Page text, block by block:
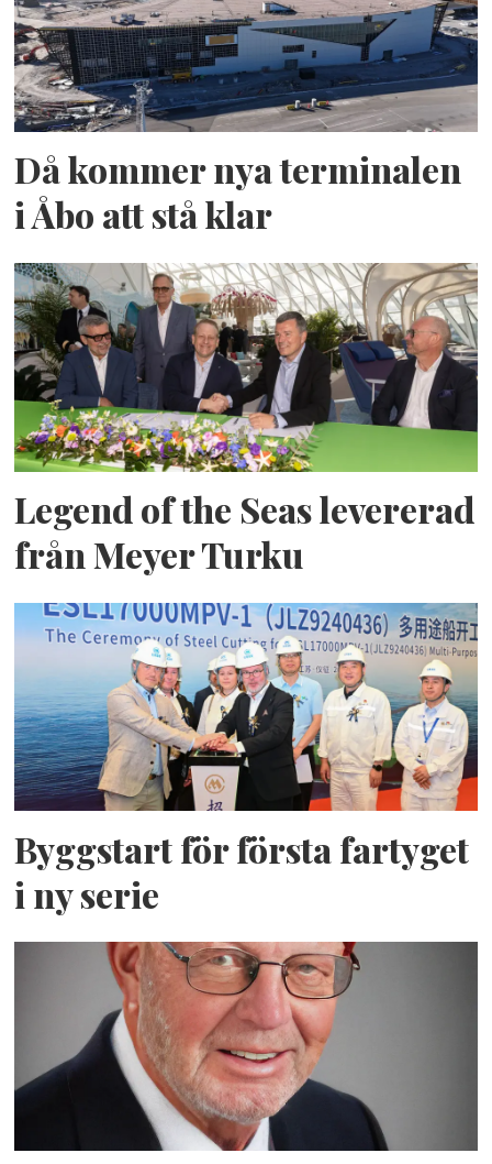
Då kommer nya terminalen
i Åbo att stå klar
Legend of the Seas levererad
från Meyer Turku
Byggstart för första fartyget
i ny serie